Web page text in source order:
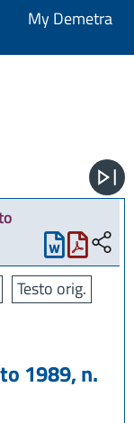
My Demetra
Testo orig.
1989, n.